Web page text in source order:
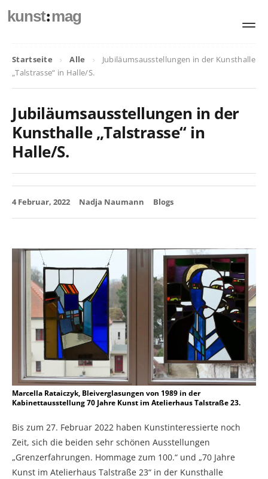
kunst:mag
Startseite Alle
Jubiläumsausstellungen in der Kunsthalle
„Talstrasse“ in Halle/S.
Jubiläumsausstellungen in der
Kunsthalle „Talstrasse“ in
Halle/S.
4 Februar, 2022 Nadja Naumann Blogs
Marcella Rataiczyk, Bleiverglasungen von 1989 in der
Kabinettausstellung 70 Jahre Kunst im Atelierhaus Talstraße 23.
Bis zum 27. Februar 2022 haben Kunstinteressierte noch
Zeit, sich die beiden sehr schönen Ausstellungen
„Grenzerfahrungen. Hommage zum 100.“ und „70 Jahre
Kunst im Atelierhaus Talstraße 23“ in der Kunsthalle